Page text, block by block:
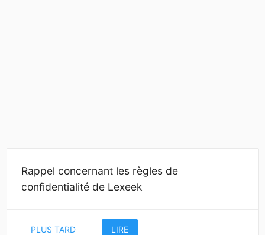
Rappel concernant les règles de
confidentialité de Lexeek
PLUS TARD LIRE